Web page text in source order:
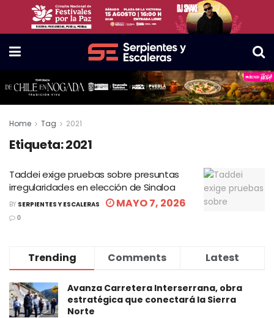
Home Tag 2021
Etiqueta:2021
Taddei exige pruebas sobre presuntas
irregularidades en elección de Sinaloa
BY SERPIENTES Y ESCALERAS MAYO 7, 2026
0
Trending Comments Latest
Avanza Carretera Interserrana, obra
estratégica que conectará la Sierra
Norte